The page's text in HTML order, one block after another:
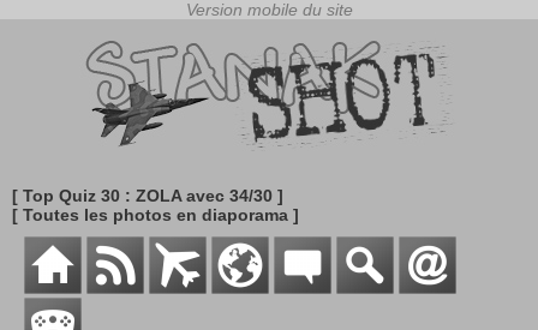
[ Top Quiz 30 : ZOLA avec 34/30 ]
[ Toutes les photos en diaporama ]